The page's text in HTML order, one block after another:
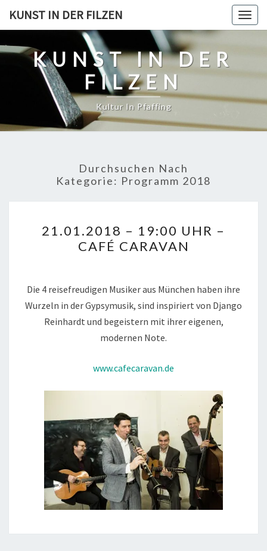
KUNST IN DER FILZEN
KUNST IN DER
FILZEN
Kultur In Pfaffing
Durchsuchen Nach
Kategorie: Programm 2018
19:00
21.01.2018 – 19:00 UHR –
CAFÉ CARAVAN
Die 4 reisefreudigen Musiker aus München haben ihre
Wurzeln in der Gypsymusik, sind inspiriert von Django
Reinhardt und begeistern mit ihrer eigenen,
modernen Note.
www.cafecaravan.de